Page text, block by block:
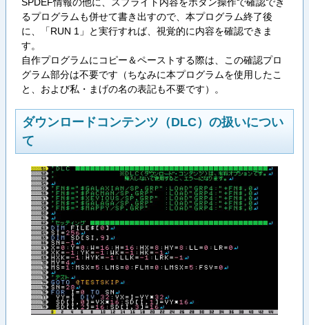
SPDEF情報の他に、スプライト内容をボタン操作で確認でき
るプログラムも併せて書き出すので、本プログラム終了後
に、「RUN 1」と実行すれば、視覚的に内容を確認できま
す。
自作プログラムにコピー＆ペーストする際は、この確認プロ
グラム部分は不要です（ちなみに本プログラムを使用したこ
と、および私・まげの名の表記も不要です）。
ダウンロードコンテンツ（DLC）の扱いについ
て